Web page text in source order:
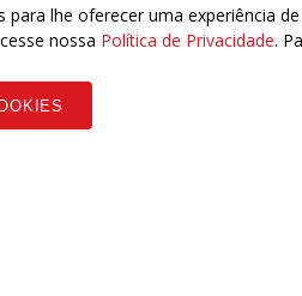
3.960 - Entidades Filiadas | 7.933.029 -
para lhe oferecer uma experiência
nossa Política de Privacidade.